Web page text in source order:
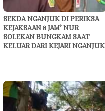
SEKDA NGANJUK DI PERIKSA
KEJAKSAAN 8 JAM’ NUR
SOLEKAN BUNGKAM SAAT
KELUAR DARI KEJARI NGANJUK